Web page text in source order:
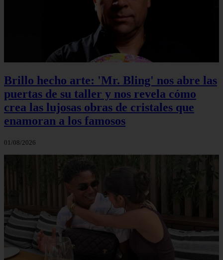
Brillo hecho arte: 'Mr. Bling' nos abre las
puertas de su taller y nos revela cómo
crea las lujosas obras de cristales que
enamoran a los famosos
01/08/2026